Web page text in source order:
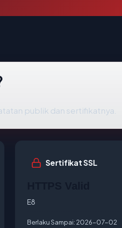
publik dan sertifikatnya.
Sertifikat SSL
E8
Berlaku Sampai: 2026-07-02